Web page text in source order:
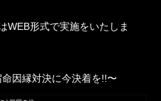
WEB形式で実施をいたしま
因縁対決に今決着を!!〜